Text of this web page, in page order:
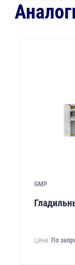
GMP
Цена: По